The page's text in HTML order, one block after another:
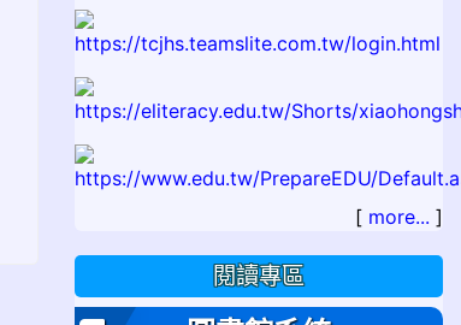
[ more... ]
閱讀專區